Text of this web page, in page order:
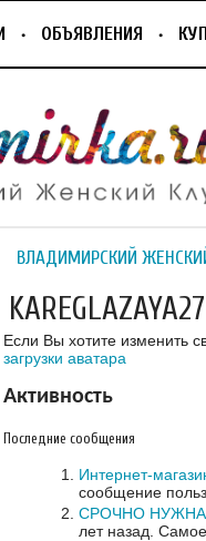
ОБЪЯВЛЕНИЯ
ВЛАДИМИРСКИЙ
KAREGLAZAYA27
Если Вы хотите изменить
загрузки аватара
Активность
Последние сообщения
Интернет-
сообщение
СРОЧНО
лет назад.